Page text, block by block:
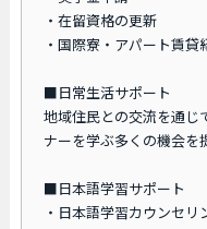
・在留資格の更新
・国際寮・アパート賃貸
■日常生活サポート
地域住民との交流を通じ
ナーを学ぶ多くの機会を
■日本語学習サポート
・日本語学習カウンセ